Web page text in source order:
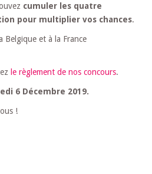
cumuler les quatre
pour multiplier vos chances.
Belgique et à la France
le règlement de nos concours.
6 Décembre 2019.
!